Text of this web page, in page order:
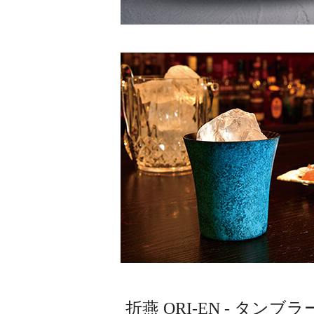
折燕 ORI-EN - タンブラ